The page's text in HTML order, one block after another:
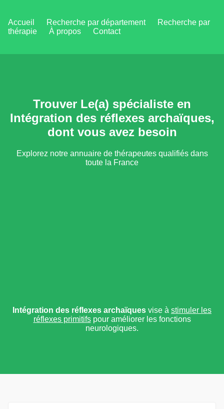
Accueil Recherche par département
Recherche par
thérapie
À propos Contact
Trouver Le(a) spécialiste en
Intégration des réflexes archaïques,
dont vous avez besoin
Explorez notre annuaire de thérapeutes qualifiés dans
toute la France
Intégration des réflexes archaïques vise à stimuler les
réflexes primitifspour améliorer les fonctions
neurologiques.